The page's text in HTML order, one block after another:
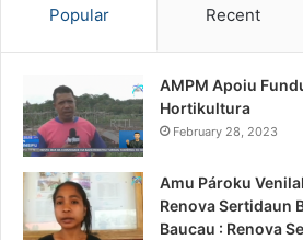
Popular Recent
AMPM Apoiu
Hortikultura
February 28, 2023
Amu Pároku
Renova Sertidaun
Baucau : Renova